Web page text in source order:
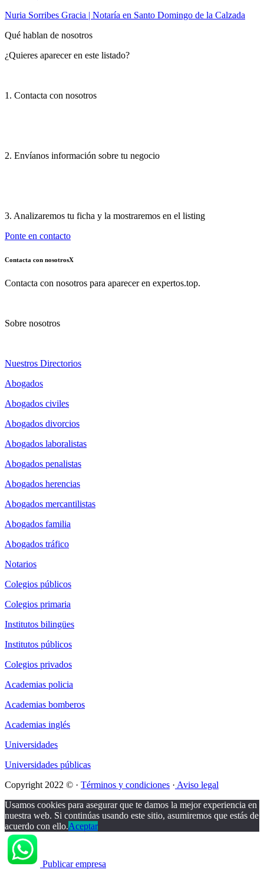
Nuria Sorribes Gracia | Notaría en Santo Domingo de la Calzada
Qué hablan de nosotros
¿Quieres aparecer en este listado?
1. Contacta con nosotros
2. Envíanos información sobre tu negocio
3. Analizaremos tu ficha y la mostraremos en el listing
Ponte en contacto
Contacta con nosotrosX
Contacta con nosotros para aparecer en expertos.top.
Sobre nosotros
Nuestros Directorios
Abogados
Abogados civiles
Abogados divorcios
Abogados laboralistas
Abogados penalistas
Abogados herencias
Abogados mercantilistas
Abogados familia
Abogados tráfico
Notarios
Colegios públicos
Colegios primaria
Institutos bilingües
Institutos públicos
Colegios privados
Academias policia
Academias bomberos
Academias inglés
Universidades
Universidades públicas
Copyright 2022 © · Términos y condiciones · Aviso legal
Usamos cookies para asegurar que te damos la mejor experiencia en
nuestra web. Si continúas usando este sitio, asumiremos que estás de
acuerdo con ello.Aceptar
Publicar empresa